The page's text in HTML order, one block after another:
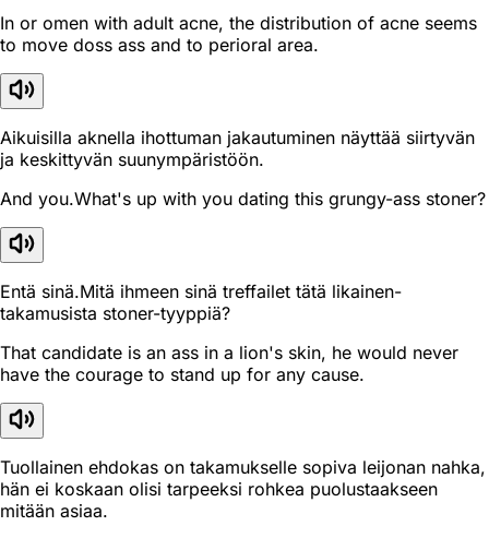
In or omen with adult acne, the distribution of acne seems
to move doss ass and to perioral area.
Aikuisilla aknella ihottuman jakautuminen näyttää siirtyvän
ja keskittyvän suunympäristöön.
And you.What's up with you dating this grungy-ass stoner?
Entä sinä.Mitä ihmeen sinä treffailet tätä likainen-
takamusista stoner-tyyppiä?
That candidate is an ass in a lion's skin, he would never
have the courage to stand up for any cause.
Tuollainen ehdokas on takamukselle sopiva leijonan nahka,
hän ei koskaan olisi tarpeeksi rohkea puolustaakseen
mitään asiaa.